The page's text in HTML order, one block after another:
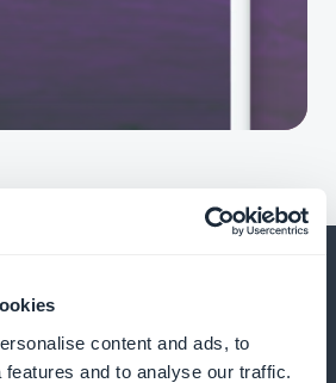
content and ads, to
and to analyse our traffic.